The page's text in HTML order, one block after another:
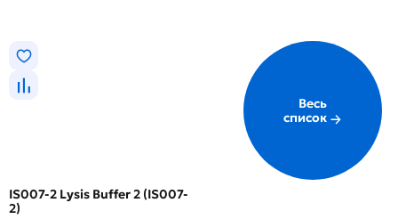
IS007-2 Lysis Buffer 2 (IS007-
2)
Весь
список